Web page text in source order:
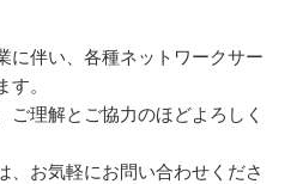
に伴い、各種ネットワークサー
。
ご理解とご協力のほどよろしく
、お気軽にお問い合わせくださ